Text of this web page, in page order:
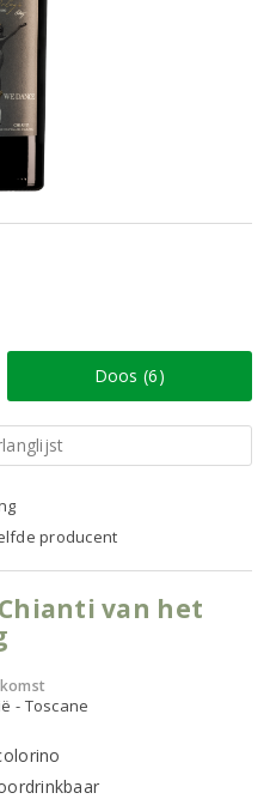
Doos (6)
producent
van het
- Toscane